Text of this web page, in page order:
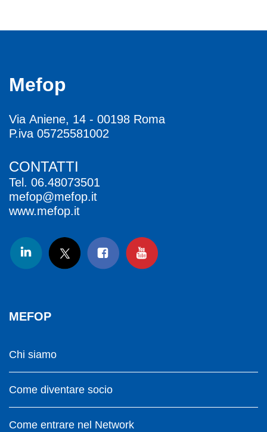
Mefop
Via Aniene, 14 - 00198 Roma
P.iva 05725581002
CONTATTI
Tel. 06.48073501
mefop@mefop.it
www.mefop.it
MEFOP
Chi siamo
Come diventare socio
Come entrare nel Network